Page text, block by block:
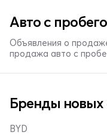
Авто с
Объявления о
продажа авто с
Бренды новых
BYD